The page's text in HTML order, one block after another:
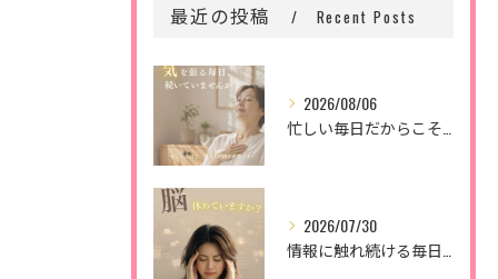
最近の投稿 Recent Posts
2026/08/06
2026/07/30